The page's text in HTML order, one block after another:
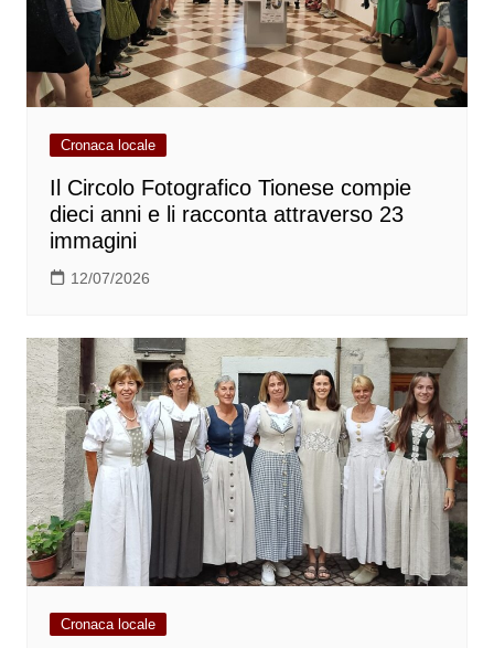
Cronaca locale
Il Circolo Fotografico Tionese compie
dieci anni e li racconta attraverso 23
immagini
12/07/2026
Cronaca locale